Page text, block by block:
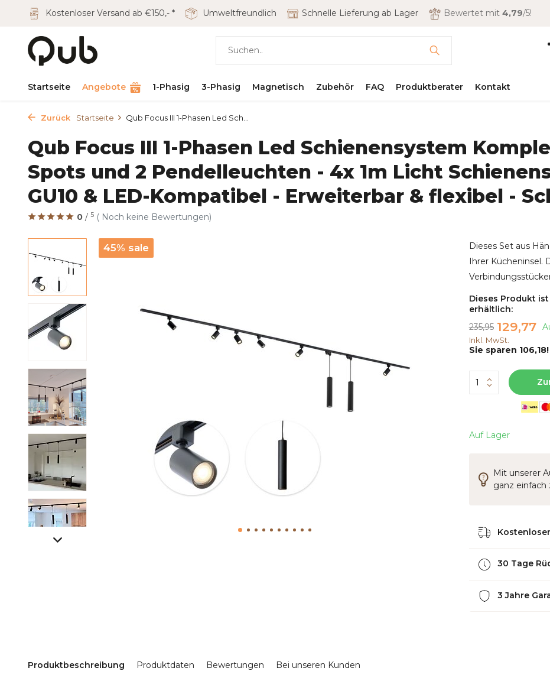
Kostenloser Versand ab €150,- * Umweltfreundlich Schnelle Lieferung ab Lager Bewertet mit 4,79/5!
Startseite Angebote 1-Phasig 3-Phasig Magnetisch Zubehör FAQ Produktberater Kontakt
Zurück Startseite Qub Focus III 1-Phasen Led Sch...
Qub Focus III 1-Phasen Led Schienensystem
Spots und 2 Pendelleuchten - 4x 1m Licht
GU10 & LED-Kompatibel - Erweiterbar & flexibel -
0 / 5 ( Noch keine Bewertungen)
45% sale
Dieses Set aus
Ihrer Kücheninsel.
Dieses Produkt
erhältlich:
235,95 129,77
Inkl. MwSt.
Sie sparen 106,18!
Auf Lager
Mit unserer
ganz einfach
30 Tage
3 Jahre
Produktbeschreibung Produktdaten Bewertungen Bei unseren Kunden